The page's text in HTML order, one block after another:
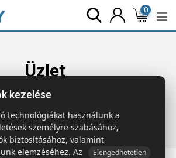
0
Üzlet
Táskák & Utazás
RPET zsinóros táska
kezelése
technológiákat használunk a
személyre szabásához,
biztosításához, valamint
elemzéséhez. Az
Elengedhetetlen